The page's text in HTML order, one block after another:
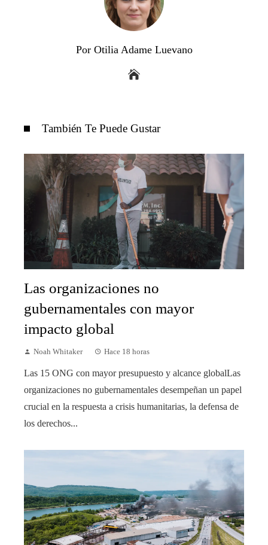
Por Otilia Adame Luevano
También Te Puede Gustar
Las organizaciones no
gubernamentales con mayor
impacto global
Noah Whitaker Hace 18 horas
Las 15 ONG con mayor presupuesto y alcance globalLas
organizaciones no gubernamentales desempeñan un papel
crucial en la respuesta a crisis humanitarias, la defensa de
los derechos...